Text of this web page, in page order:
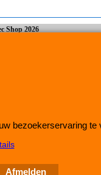
Shop 2026
met
bezoekerservaring te
Afmelden